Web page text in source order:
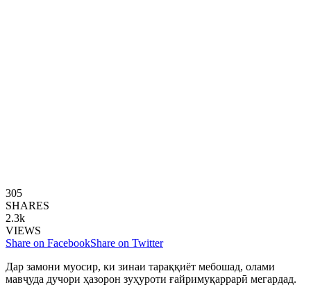
305
SHARES
2.3k
VIEWS
Share on FacebookShare on Twitter
Дар замони муосир, ки зинаи тараққиёт мебошад, олами
мавҷуда дучори ҳазорон зуҳуроти ғайримуқаррарӣ мегардад.